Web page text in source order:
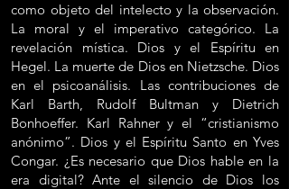
como objeto del intelecto y la observación.
La moral y el imperativo categórico. La
revelación mística. Dios y el Espíritu en
Hegel. La muerte de Dios en Nietzsche. Dios
en el psicoanálisis. Las contribuciones de
Karl Barth, Rudolf Bultman y Dietrich
Bonhoeffer. Karl Rahner y el “cristianismo
anónimo”. Dios y el Espíritu Santo en Yves
Congar. ¿Es necesario que Dios hable en la
era digital? Ante el silencio de Dios los